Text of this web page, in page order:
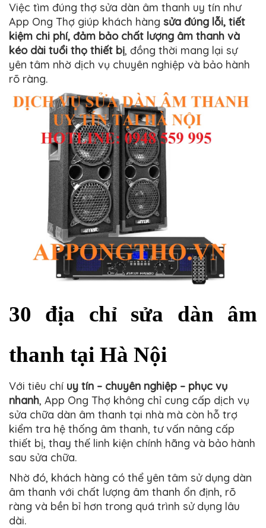
Việc tìm đúng thợ sửa dàn âm thanh uy tín như
App Ong Thợ giúp khách hàng sửa đúng lỗi, tiết
kiệm chi phí, đảm bảo chất lượng âm thanh và
kéo dài tuổi thọ thiết bị, đồng thời mang lại sự
yên tâm nhờ dịch vụ chuyên nghiệp và bảo hành
rõ ràng.
30 địa chỉ sửa dàn âm
thanh tại Hà Nội
Với tiêu chí uy tín – chuyên nghiệp – phục vụ
nhanh, App Ong Thợ không chỉ cung cấp dịch vụ
sửa chữa dàn âm thanh tại nhà mà còn hỗ trợ
kiểm tra hệ thống âm thanh, tư vấn nâng cấp
thiết bị, thay thế linh kiện chính hãng và bảo hành
sau sửa chữa.
Nhờ đó, khách hàng có thể yên tâm sử dụng dàn
âm thanh với chất lượng âm thanh ổn định, rõ
ràng và bền bỉ hơn trong quá trình sử dụng lâu
dài.